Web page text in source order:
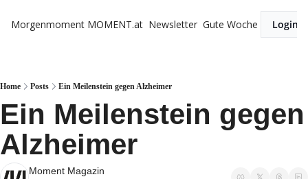
Morgenmoment MOMENT.at Newsletter Gute Woche Login
Home Posts Ein Meilenstein gegen Alzheimer
Ein Meilenstein gegen
Alzheimer
Moment Magazin